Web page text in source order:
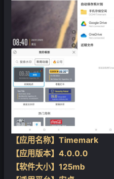
【应用名称】Timemark
【应用版本】4.0.0.0
【软件大小】125mb